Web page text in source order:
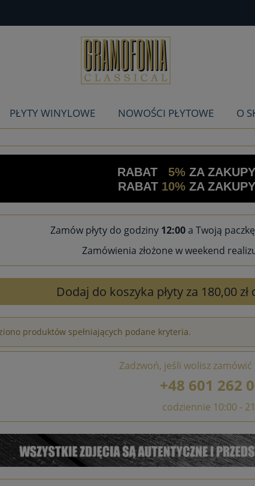
PŁYTY WINYLOWE NOWOŚCI PŁYTOWE O
RABAT 5% ZA
RABAT 10%ZA
Zamów płyty do godziny 12:00a Twoją
Zamówienia złożone w weekend
Dodaj do koszyka płyty za 180,00
produktów spełniających podane kryteria.
Zadzwoń, jeśli wolisz
+48 601 262
codziennie 10:00 -